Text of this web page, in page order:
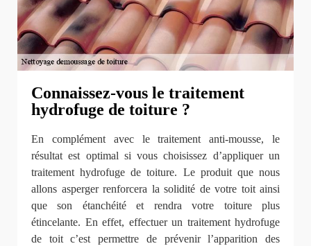
Connaissez-vous le traitement
hydrofuge de toiture ?
En complément avec le traitement anti-mousse, le
résultat est optimal si vous choisissez d’appliquer un
traitement hydrofuge de toiture. Le produit que nous
allons asperger renforcera la solidité de votre toit ainsi
que son étanchéité et rendra votre toiture plus
étincelante. En effet, effectuer un traitement hydrofuge
de toit c’est permettre de prévenir l’apparition des